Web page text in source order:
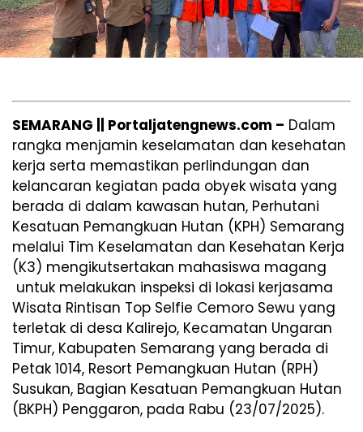
SEMARANG || Portaljatengnews.com – Dalam
rangka menjamin keselamatan dan kesehatan
kerja serta memastikan perlindungan dan
kelancaran kegiatan pada obyek wisata yang
berada di dalam kawasan hutan, Perhutani
Kesatuan Pemangkuan Hutan (KPH) Semarang
melalui Tim Keselamatan dan Kesehatan Kerja
(K3) mengikutsertakan mahasiswa magang
untuk melakukan inspeksi di lokasi kerjasama
Wisata Rintisan Top Selfie Cemoro Sewu yang
terletak di desa Kalirejo, Kecamatan Ungaran
Timur, Kabupaten Semarang yang berada di
Petak 1014, Resort Pemangkuan Hutan (RPH)
Susukan, Bagian Kesatuan Pemangkuan Hutan
(BKPH) Penggaron, pada Rabu (23/07/2025).